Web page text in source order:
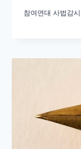
참여연대 사법감